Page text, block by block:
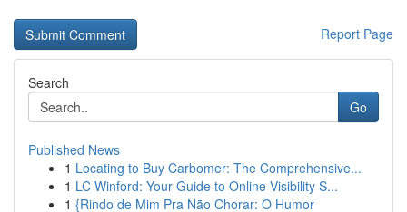
Report Page
Search
Go
Published News
1 Locating to Buy Carbomer: The Comprehensive...
1 LC Winford: Your Guide to Online Visibility S...
1 {Rindo de Mim Pra Não Chorar: O Humor